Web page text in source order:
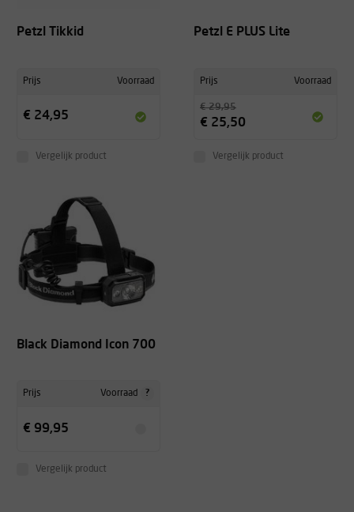
Petzl Tikkid
Prijs Voorraad
€ 24,95
Vergelijk product
Petzl E PLUS Lite
Prijs Voorraad
€ 29,95
€ 25,50
Vergelijk product
Black Diamond Icon 700
Prijs Voorraad ?
€ 99,95
Vergelijk product